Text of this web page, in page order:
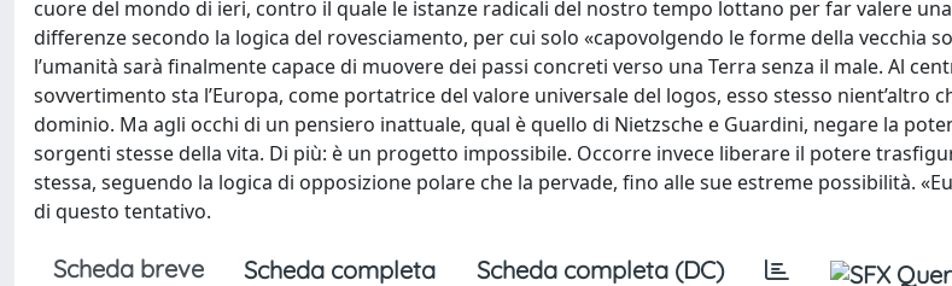
cuore del mondo di ieri, contro il quale le istanze radicali del nostro tempo lottano per far valere
differenze secondo la logica del rovesciamento, per cui solo «capovolgendo le forme della vecchia
l’umanità sarà finalmente capace di muovere dei passi concreti verso una Terra senza il male. Al
sovvertimento sta l’Europa, come portatrice del valore universale del logos, esso stesso nient’altro
dominio. Ma agli occhi di un pensiero inattuale, qual è quello di Nietzsche e Guardini, negare la
sorgenti stesse della vita. Di più: è un progetto impossibile. Occorre invece liberare il potere
stessa, seguendo la logica di opposizione polare che la pervade, fino alle sue estreme possibilità.
di questo tentativo.
Scheda breve Scheda completa Scheda completa (DC)